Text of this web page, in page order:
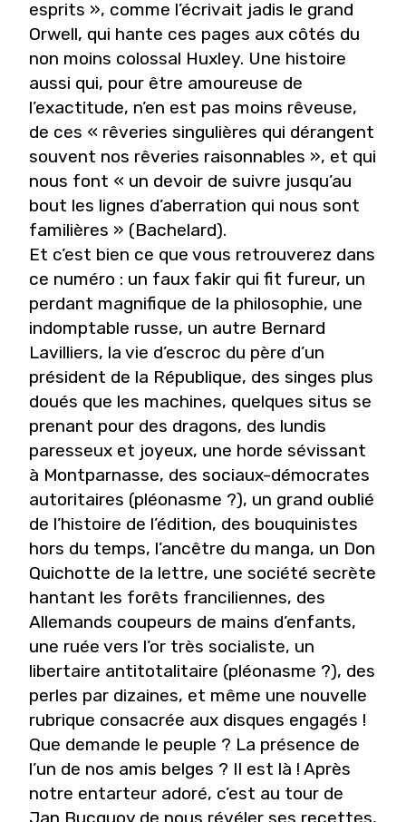
esprits », comme l’écrivait jadis le grand
Orwell, qui hante ces pages aux côtés du
non moins colossal Huxley. Une histoire
aussi qui, pour être amoureuse de
l’exactitude, n’en est pas moins rêveuse,
de ces « rêveries singulières qui dérangent
souvent nos rêveries raisonnables », et qui
nous font « un devoir de suivre jusqu’au
bout les lignes d’aberration qui nous sont
familières » (Bachelard).
Et c’est bien ce que vous retrouverez dans
ce numéro : un faux fakir qui fit fureur, un
perdant magnifique de la philosophie, une
indomptable russe, un autre Bernard
Lavilliers, la vie d’escroc du père d’un
président de la République, des singes plus
doués que les machines, quelques situs se
prenant pour des dragons, des lundis
paresseux et joyeux, une horde sévissant
à Montparnasse, des sociaux-démocrates
autoritaires (pléonasme ?), un grand oublié
de l’histoire de l’édition, des bouquinistes
hors du temps, l’ancêtre du manga, un Don
Quichotte de la lettre, une société secrète
hantant les forêts franciliennes, des
Allemands coupeurs de mains d’enfants,
une ruée vers l’or très socialiste, un
libertaire antitotalitaire (pléonasme ?), des
perles par dizaines, et même une nouvelle
rubrique consacrée aux disques engagés !
Que demande le peuple ? La présence de
l’un de nos amis belges ? Il est là ! Après
notre entarteur adoré, c’est au tour de